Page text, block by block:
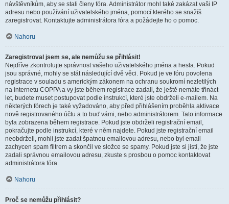
návštěvníkům, aby se stali členy fóra. Administrátor mohl také zakázat vaši IP
adresu nebo používání uživatelského jména, pomocí kterého se snažíš
zaregistrovat. Kontaktujte administrátora fóra a požádejte ho o pomoc.
Nahoru
Zaregistroval jsem se, ale nemůžu se přihlásit!
Nejdříve zkontrolujte správnost vašeho uživatelského jména a hesla. Pokud
jsou správné, mohly se stát následující dvě věci. Pokud je ve fóru povolena
registrace v souladu s americkým zákonem na ochranu soukromí nezletilých
na internetu COPPA a vy jste během registrace zadali, že ještě nemáte třináct
let, budete muset postupovat podle instrukcí, které jste obdrželi e-mailem. Na
některých fórech je také vyžadováno, aby před přihlášením proběhla aktivace
nově registrovaného účtu a to buď vámi, nebo administrátorem. Tato informace
byla zobrazena během registrace. Pokud jste obdrželi registrační email,
pokračujte podle instrukcí, které v něm najdete. Pokud jste registrační email
neobdrželi, mohli jste zadat špatnou emailovou adresu, nebo byl email
zachycen spam filtrem a skončil ve složce se spamy. Pokud jste si jistí, že jste
zadali správnou emailovou adresu, zkuste s prosbou o pomoc kontaktovat
administrátora fóra.
Nahoru
Proč se nemůžu přihlásit?